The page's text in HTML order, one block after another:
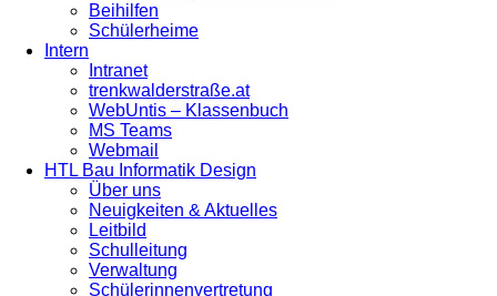
Beihilfen
Schülerheime
Intern
Intranet
trenkwalderstraße.at
WebUntis – Klassenbuch
MS Teams
Webmail
HTL Bau Informatik Design
Über uns
Neuigkeiten & Aktuelles
Leitbild
Schulleitung
Verwaltung
Schülerinnenvertretung